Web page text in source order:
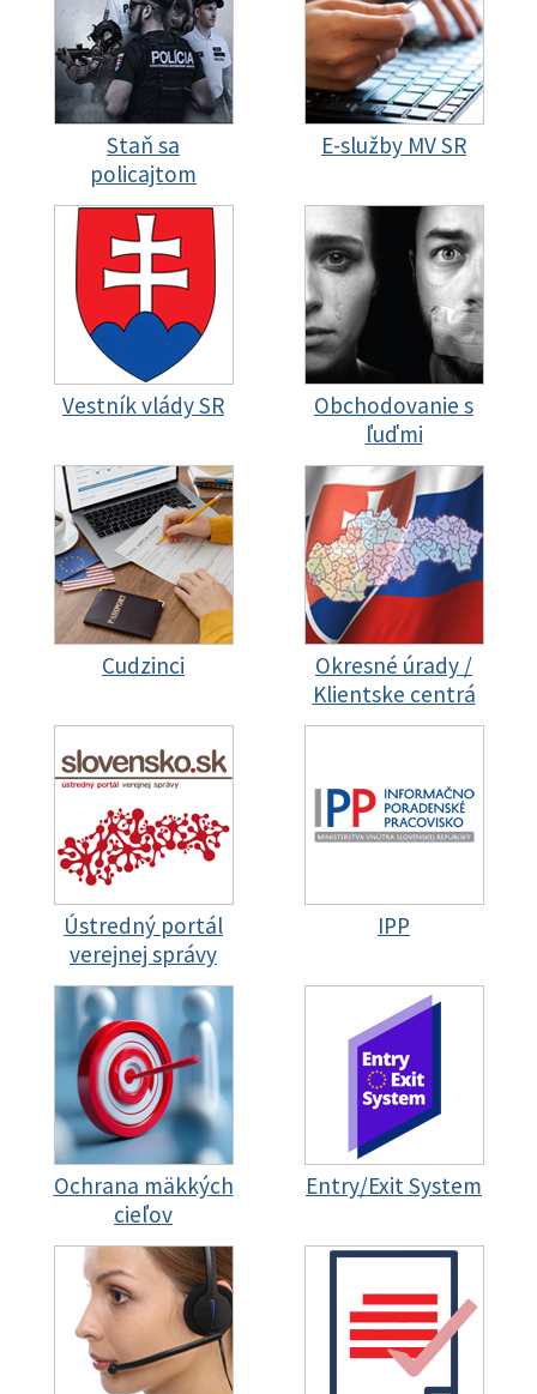
Staň sa
policajtom
E-služby MV SR
Vestník vlády SR
Obchodovanie s
ľuďmi
Cudzinci
Okresné úrady /
Klientske centrá
Ústredný portál
verejnej správy
IPP
Ochrana mäkkých
cieľov
Entry/Exit System